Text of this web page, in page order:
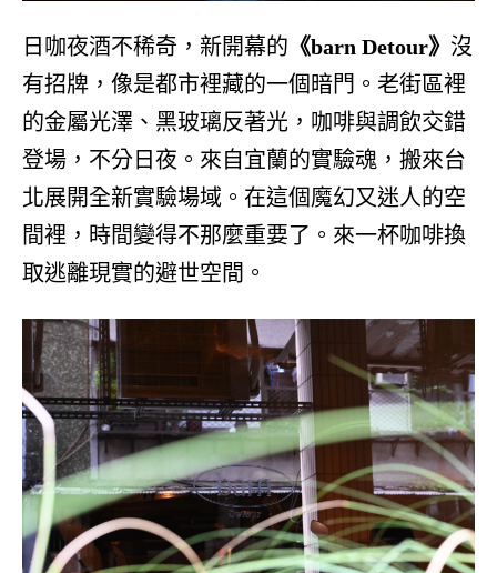
日咖夜酒不稀奇，新開幕的 《barn Detour》 沒
有招牌，像是都市裡藏的一個暗門。老街區裡
的金屬光澤、黑玻璃反著光，咖啡與調飲交錯
登場，不分日夜。來自宜蘭的實驗魂，搬來台
北展開全新實驗場域。在這個魔幻又迷人的空
間裡，時間變得不那麼重要了。來一杯咖啡換
取逃離現實的避世空間。